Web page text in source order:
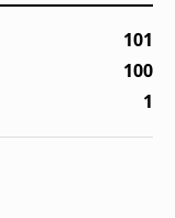
101
100
1